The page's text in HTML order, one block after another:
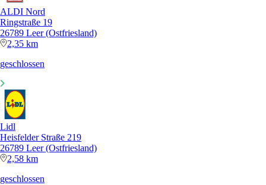
ALDI Nord
Ringstraße 19
26789 Leer (Ostfriesland)
2,35 km
geschlossen
Lidl
Heisfelder Straße 219
26789 Leer (Ostfriesland)
2,58 km
geschlossen